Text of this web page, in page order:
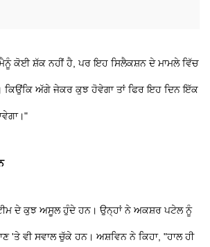
ਕੋਈ ਸ਼ੱਕ ਨਹੀਂ ਹੈ, ਪਰ ਇਹ ਸਿਲੈਕਸ਼ਨ ਦੇ ਮਾਮਲੇ ਵਿੱਚ
ਕਿਉਂਕਿ ਅੱਗੇ ਜੇਕਰ ਕੁਝ ਹੋਵੇਗਾ ਤਾਂ ਫਿਰ ਇਹ ਦਿਨ ਇੱਕ
ਦੇ ਕੁਝ ਅਸੂਲ ਹੁੰਦੇ ਹਨ। ਉਨ੍ਹਾਂ ਨੇ ਅਕਸ਼ਰ ਪਟੇਲ ਨੂੰ
'ਤੇ ਵੀ ਸਵਾਲ ਚੁੱਕੇ ਹਨ। ਅਸ਼ਵਿਨ ਨੇ ਕਿਹਾ, "ਹਾਲ ਹੀ